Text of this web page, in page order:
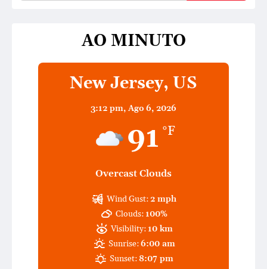
AO MINUTO
New Jersey, US
3:12 pm, Ago 6, 2026
91 °F
Overcast Clouds
Wind Gust:2 mph
Clouds: 100%
Visibility: 10 km
Sunrise:6:00 am
Sunset:8:07 pm